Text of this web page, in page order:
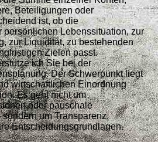
Beteiligungen oder
ist, ob die
persönlichen Lebenssituation, zur
zur Liquidität, zu bestehenden
Zielen passt.
ich Sie bei der
Der Schwerpunkt liegt
wirtschaftlichen Einordnung
Es geht nicht um
oder pauschale
um Transparenz,
Entscheidungsgrundlagen.